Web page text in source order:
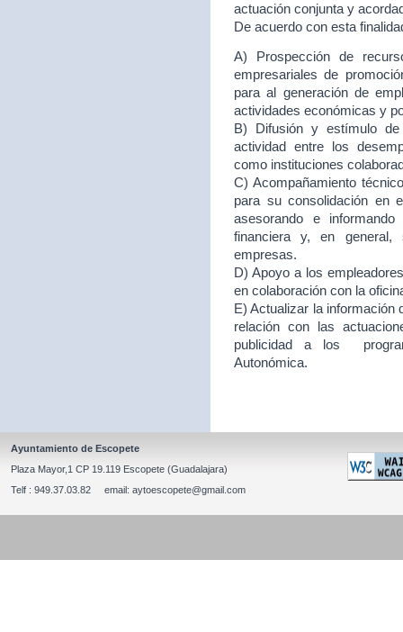
actuación conjunta y
De acuerdo con esta
A) Prospección de
empresariales de
para al generación de
actividades económicas y
B) Difusión y estímulo de
actividad entre los
como instituciones
C) Acompañamiento
para su consolidación en
asesorando e
financiera y, en
empresas.
D) Apoyo a los
en colaboración con la
E) Actualizar la información
relación con las
publicidad a los
Autonómica.
Ayuntamiento de Escopete
Plaza Mayor,1 CP 19.119 Escopete (Guadalajara)
Telf : 949.37.03.82 email: aytoescopete@gmail.com